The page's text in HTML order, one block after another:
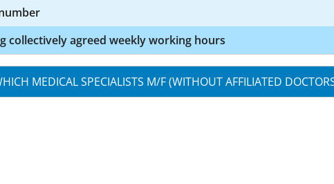
collectively agreed weekly working hours
MEDICAL SPECIALISTS M/F (WITHOUT AFFILIATED